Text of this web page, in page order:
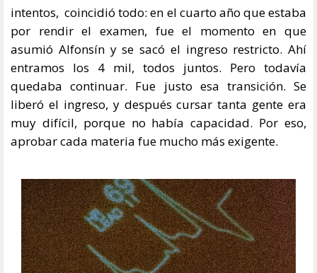
intentos, coincidió todo: en el cuarto año que estaba
por rendir el examen, fue el momento en que
asumió Alfonsín y se sacó el ingreso restricto. Ahí
entramos los 4 mil, todos juntos. Pero todavía
quedaba continuar. Fue justo esa transición. Se
liberó el ingreso, y después cursar tanta gente era
muy difícil, porque no había capacidad. Por eso,
aprobar cada materia fue mucho más exigente.